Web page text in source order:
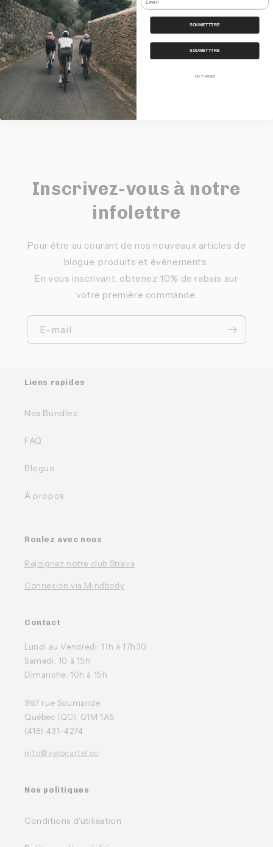
Expédition
Partager
Inscrivez-vous à notre
infolettre
Pour être au courant de nos nouveaux articles de
blogue, produits et événements.
En vous inscrivant, obtenez 10% de rabais sur
votre première commande.
E-mail
Liens rapides
Nos Bundles
FAQ
Blogue
À propos
Roulez avec nous
Rejoignez notre club Strava
Connexion via Mindbody
Contact
Lundi au Vendredi: 11h à 17h30
Samedi: 10 à 15h
Dimanche: 10h à 15h
367 rue Soumande
Québec (QC), G1M 1A5
(418) 431-4274
info@velocartel.cc
Nos politiques
Conditions d'utilisation
SOUMETTTRE
SOUMETTTRE
NO, THANKS